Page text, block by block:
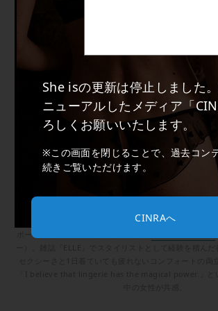
She isの更新は停止しました
ニューアルしたメディア「
ろしくお願いいたします。
※この画面を閉じることで、過去コン
続きご覧いただけます。
CINRAへ
ポーランドのランジェリーブランド、